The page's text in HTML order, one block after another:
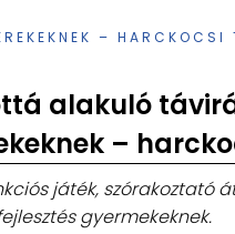
– HARCKOCSI
alakuló
–
játék, szórakoztató
gyermekeknek.